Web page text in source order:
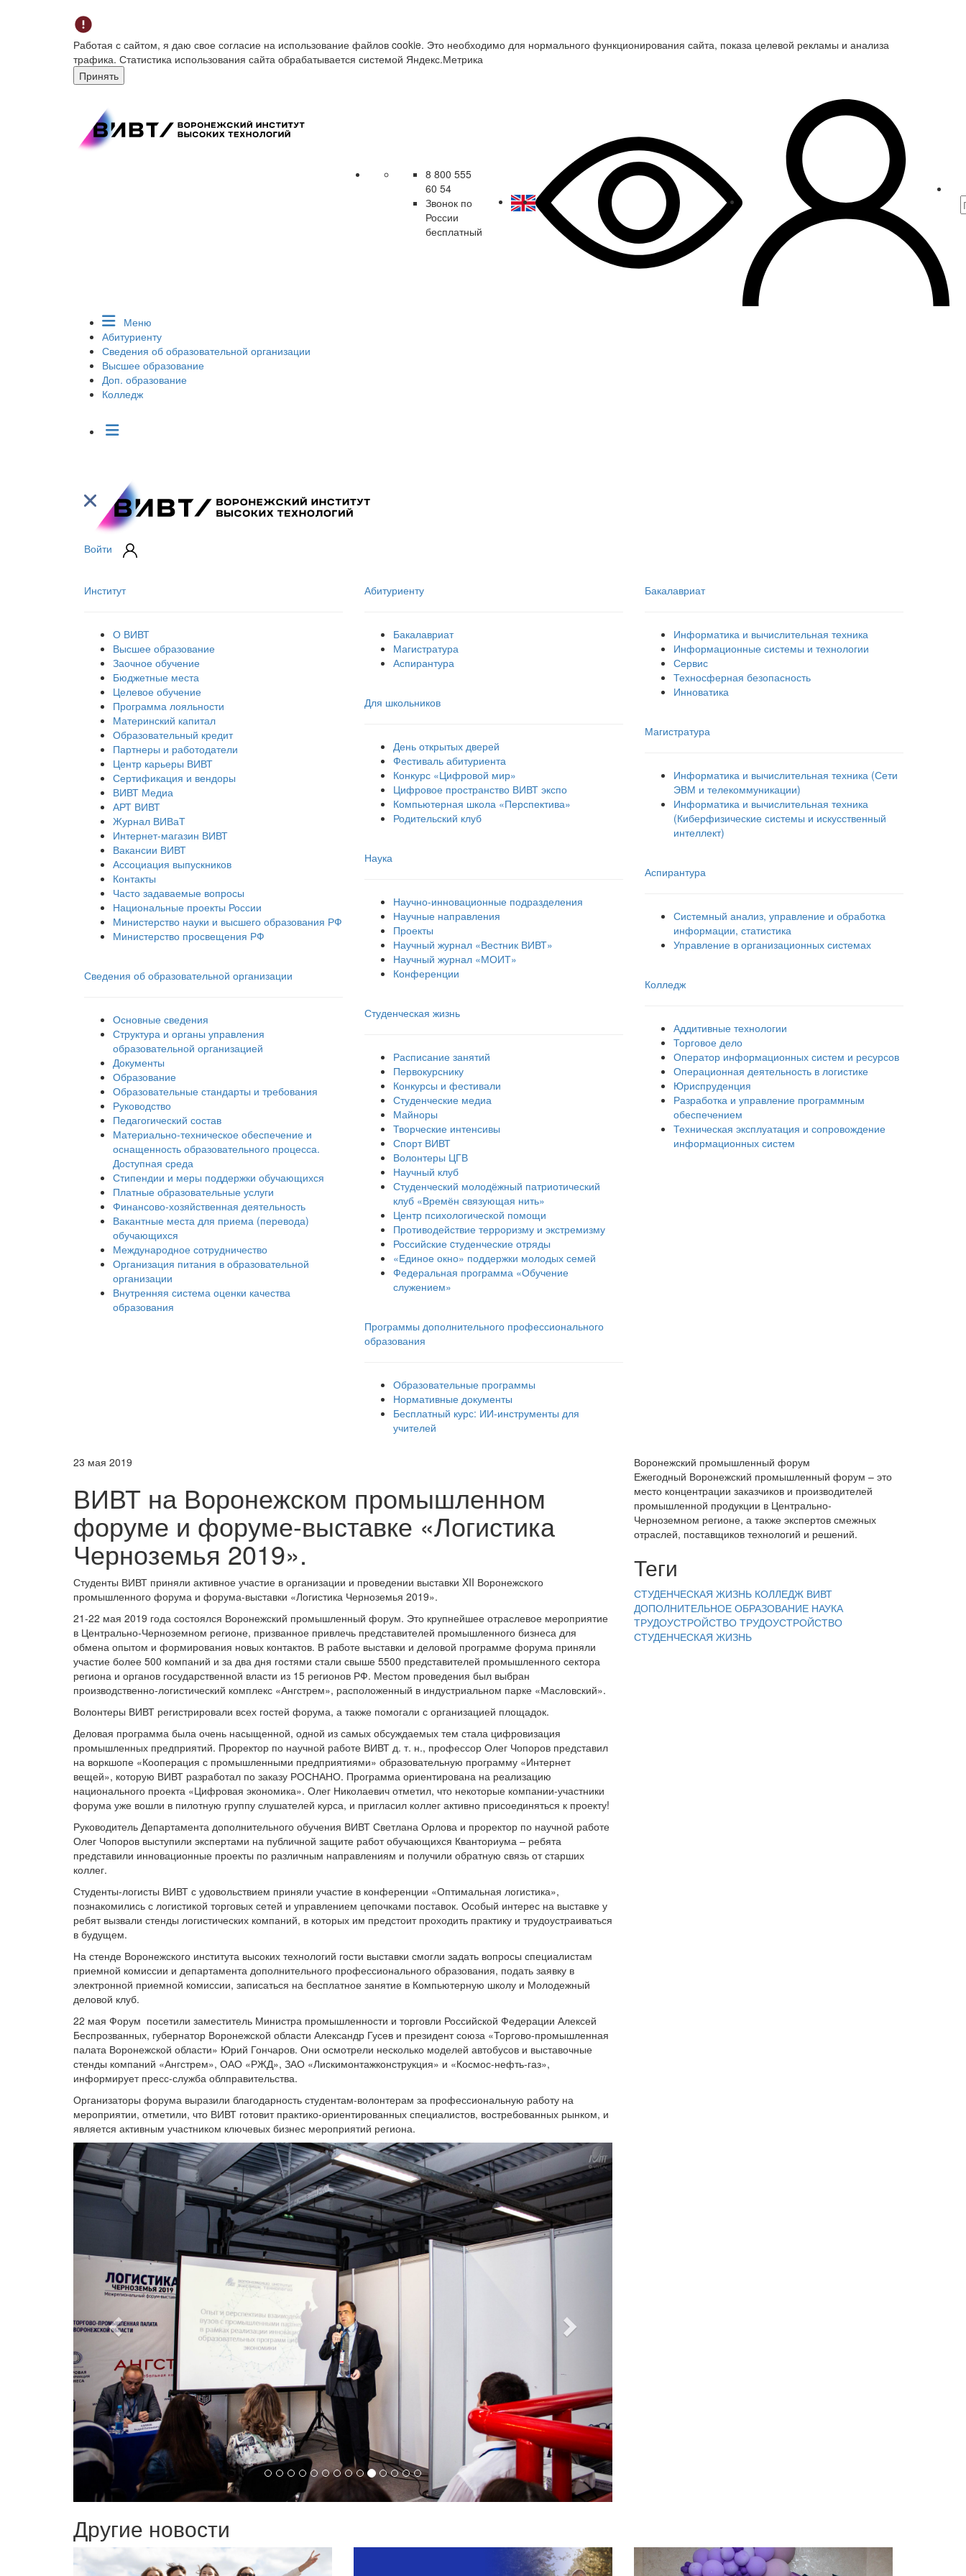
Работая с сайтом, я даю свое согласие на использование файлов cookie. Это необходимо для нормального функционирования сайта, показа целевой рекламы и анализа
трафика. Статистика использования сайта обрабатывается системой Яндекс.Метрика
Принять
8 800 555
60 54
Звонок по
России
бесплатный
Меню
Абитуриенту
Сведения об образовательной организации
Высшее образование
Доп. образование
Колледж
Войти
Институт
О ВИВТ
Высшее образование
Заочное обучение
Бюджетные места
Целевое обучение
Программа лояльности
Материнский капитал
Образовательный кредит
Партнеры и работодатели
Центр карьеры ВИВТ
Сертификация и вендоры
ВИВТ Медиа
АРТ ВИВТ
Журнал ВИВаТ
Интернет-магазин ВИВТ
Вакансии ВИВТ
Ассоциация выпускников
Контакты
Часто задаваемые вопросы
Национальные проекты России
Министерство науки и высшего образования РФ
Министерство просвещения РФ
Сведения об образовательной организации
Основные сведения
Структура и органы управления
образовательной организацией
Документы
Образование
Образовательные стандарты и требования
Руководство
Педагогический состав
Материально-техническое обеспечение и
оснащенность образовательного процесса.
Доступная среда
Стипендии и меры поддержки обучающихся
Платные образовательные услуги
Финансово-хозяйственная деятельность
Вакантные места для приема (перевода)
обучающихся
Международное сотрудничество
Организация питания в образовательной
организации
Внутренняя система оценки качества
образования
Абитуриенту
Бакалавриат
Магистратура
Аспирантура
Для школьников
День открытых дверей
Фестиваль абитуриента
Конкурс «Цифровой мир»
Цифровое пространство ВИВТ экспо
Компьютерная школа «Перспектива»
Родительский клуб
Наука
Научно-инновационные подразделения
Научные направления
Проекты
Научный журнал «Вестник ВИВТ»
Научный журнал «МОИТ»
Конференции
Студенческая жизнь
Расписание занятий
Первокурснику
Конкурсы и фестивали
Студенческие медиа
Майноры
Творческие интенсивы
Спорт ВИВТ
Волонтеры ЦГВ
Научный клуб
Студенческий молодёжный патриотический
клуб «Времён связующая нить»
Центр психологической помощи
Противодействие терроризму и экстремизму
Российские cтуденческие отряды
«Единое окно» поддержки молодых семей
Федеральная программа «Обучение
служением»
Программы дополнительного профессионального
образования
Образовательные программы
Нормативные документы
Бесплатный курс: ИИ‑инструменты для
учителей
Бакалавриат
Информатика и вычислительная техника
Информационные системы и технологии
Сервис
Техносферная безопасность
Инноватика
Магистратура
Информатика и вычислительная техника (Сети
ЭВМ и телекоммуникации)
Информатика и вычислительная техника
(Киберфизические системы и искусственный
интеллект)
Аспирантура
Системный анализ, управление и обработка
информации, статистика
Управление в организационных системах
Колледж
Аддитивные технологии
Торговое дело
Оператор информационных систем и ресурсов
Операционная деятельность в логистике
Юриспруденция
Разработка и управление программным
обеспечением
Техническая эксплуатация и сопровождение
информационных систем
23 мая 2019
ВИВТ на Воронежском промышленном
форуме и форуме-выставке «Логистика
Черноземья 2019».
Студенты ВИВТ приняли активное участие в организации и проведении выставки XII Воронежского
промышленного форума и форума-выставки «Логистика Черноземья 2019».
21-22 мая 2019 года состоялся Воронежский промышленный форум. Это крупнейшее отраслевое мероприятие
в Центрально-Черноземном регионе, призванное привлечь представителей промышленного бизнеса для
обмена опытом и формирования новых контактов. В работе выставки и деловой программе форума приняли
участие более 500 компаний и за два дня гостями стали свыше 5500 представителей промышленного сектора
региона и органов государственной власти из 15 регионов РФ. Местом проведения был выбран
производственно-логистический комплекс «Ангстрем», расположенный в индустриальном парке «Масловский».
Волонтеры ВИВТ регистрировали всех гостей форума, а также помогали с организацией площадок.
Деловая программа была очень насыщенной, одной из самых обсуждаемых тем стала цифровизация
промышленных предприятий. Проректор по научной работе ВИВТ д. т. н., профессор Олег Чопоров представил
на воркшопе «Кооперация с промышленными предприятиями» образовательную программу «Интернет
вещей», которую ВИВТ разработал по заказу РОСНАНО. Программа ориентирована на реализацию
национального проекта «Цифровая экономика». Олег Николаевич отметил, что некоторые компании-участники
форума уже вошли в пилотную группу слушателей курса, и пригласил коллег активно присоединяться к проекту!
Руководитель Департамента дополнительного обучения ВИВТ Светлана Орлова и проректор по научной работе
Олег Чопоров выступили экспертами на публичной защите работ обучающихся Кванториума – ребята
представили инновационные проекты по различным направлениям и получили обратную связь от старших
коллег.
Студенты-логисты ВИВТ с удовольствием приняли участие в конференции «Оптимальная логистика»,
познакомились с логистикой торговых сетей и управлением цепочками поставок. Особый интерес на выставке у
ребят вызвали стенды логистических компаний, в которых им предстоит проходить практику и трудоустраиваться
в будущем.
На стенде Воронежского института высоких технологий гости выставки смогли задать вопросы специалистам
приемной комиссии и департамента дополнительного профессионального образования, подать заявку в
электронной приемной комиссии, записаться на бесплатное занятие в Компьютерную школу и Молодежный
деловой клуб.
22 мая Форум посетили заместитель Министра промышленности и торговли Российской Федерации Алексей
Беспрозванных, губернатор Воронежской области Александр Гусев и президент союза «Торгово-промышленная
палата Воронежской области» Юрий Гончаров. Они осмотрели несколько моделей автобусов и выставочные
стенды компаний «Ангстрем», ОАО «РЖД», ЗАО «Лискимонтажконструкция» и «Космос-нефть-газ»,
информирует пресс-служба облправительства.
Организаторы форума выразили благодарность студентам-волонтерам за профессиональную работу на
мероприятии, отметили, что ВИВТ готовит практико-ориентированных специалистов, востребованных рынком, и
является активным участником ключевых бизнес мероприятий региона.
Воронежский промышленный форум
Ежегодный Воронежский промышленный форум – это
место концентрации заказчиков и производителей
промышленной продукции в Центрально-
Черноземном регионе, а также экспертов смежных
отраслей, поставщиков технологий и решений.
Теги
СТУДЕНЧЕСКАЯ ЖИЗНЬ КОЛЛЕДЖ ВИВТ
ДОПОЛНИТЕЛЬНОЕ ОБРАЗОВАНИЕ НАУКА
ТРУДОУСТРОЙСТВО ТРУДОУСТРОЙСТВО
СТУДЕНЧЕСКАЯ ЖИЗНЬ
Другие новости